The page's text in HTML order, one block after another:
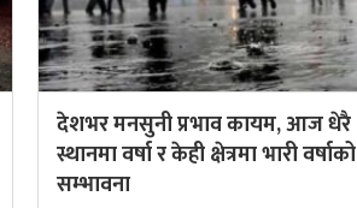
देशभर मनसुनी प्रभाव कायम, आज धेरै
स्थानमा वर्षा र केही क्षेत्रमा भारी वर्षाको
सम्भावना